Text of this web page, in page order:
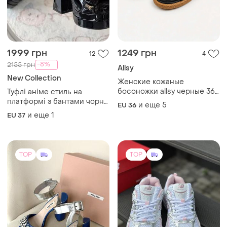
1999 грн 12
2155 грн -8%
New Collection
Туфлі аніме стиль на
платформі з бантами чорні
лаковані
EU 37 и еще 1
1249 грн 4
Allsy
Женские кожаные
босоножки allsy черные 36–
41 на низкой подошве
EU 36 и еще 5
TOP TOP